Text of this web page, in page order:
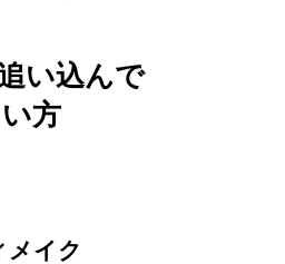
い込んで
方
イク